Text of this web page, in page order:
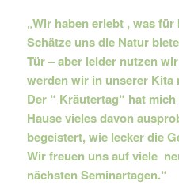
„Wir haben erlebt , was
Schätze uns die Natur
Tür – aber leider nutzen
werden wir in unserer Kita
Der “ Kräutertag“ hat
Hause vieles davon
begeistert, wie lecker die
Wir freuen uns auf viele
nächsten Seminartagen.“